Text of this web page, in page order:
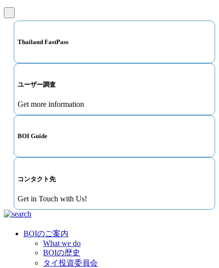
Thailand FastPass
ユーザー調査
Get more information
BOI Guide
コンタクト先
Get in Touch with Us!
BOIのご案内
What we do
BOIの歴史
タイ投資委員会